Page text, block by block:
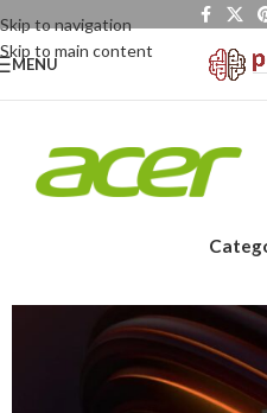
Skip to navigation
Skip to main content
MENU